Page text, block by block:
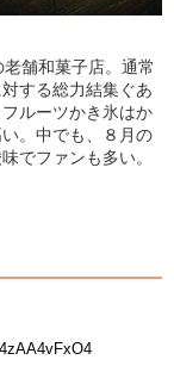
舗和菓子店。通常
する総力結集ぐあ
ルーツかき氷はか
。中でも、８月の
でファンも多い。